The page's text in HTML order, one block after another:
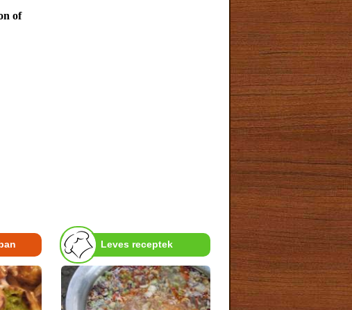
of
Leves receptek